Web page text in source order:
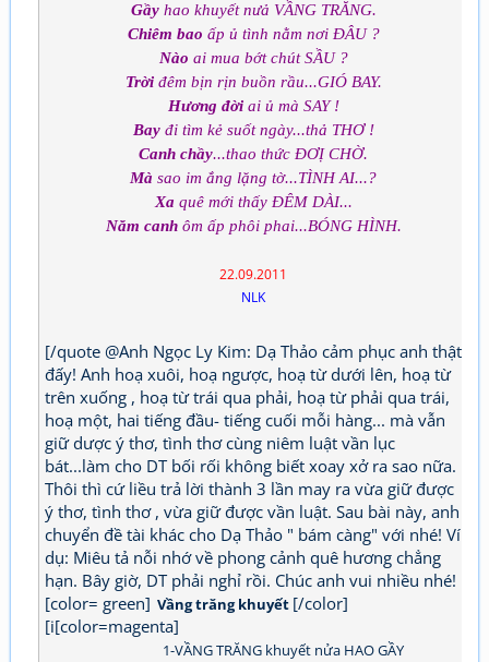
Gầyhao khuyết nưả VẦNG TRĂNG.
Chiêm bao ấp ủ tình nằm nơi ĐÂU ?
Nào ai mua bớt chút SẦU ?
Trờiđêm bịn rịn buồn rầu...GIÓ BAY.
Hương đờiai ủ mà SAY !
Bayđi tìm kẻ suốt ngày...thả THƠ !
Canh chầy...thao thức ĐƠỊ CHỜ.
Mà sao im ắng lặng tờ...TÌNH AI...?
Xa quê mới thấy ĐÊM DÀI...
Năm canhôm ấp phôi phai...BÓNG HÌNH.
22.09.2011
NLK
[/quote @Anh Ngọc Ly Kim: Dạ Thảo cảm phục anh thật
đấy! Anh hoạ xuôi, hoạ ngược, hoạ từ dưới lên, hoạ từ
trên xuống , hoạ từ trái qua phải, hoạ từ phải qua trái,
hoạ một, hai tiếng đầu- tiếng cuối mỗi hàng... mà vẫn
giữ dược ý thơ, tình thơ cùng niêm luật vần lục
bát...làm cho DT bối rối không biết xoay xở ra sao nữa.
Thôi thì cứ liều trả lời thành 3 lần may ra vừa giữ được
ý thơ, tình thơ , vừa giữ được vần luật. Sau bài này, anh
chuyển đề tài khác cho Dạ Thảo " bám càng" với nhé! Ví
dụ: Miêu tả nỗi nhớ về phong cảnh quê hương chẳng
hạn. Bây giờ, DT phải nghỉ rồi. Chúc anh vui nhiều nhé!
[color= green] Vầng trăng khuyết [/color]
[i[color=magenta]
1-VẦNG TRĂNG khuyết nửa HAO GẦY